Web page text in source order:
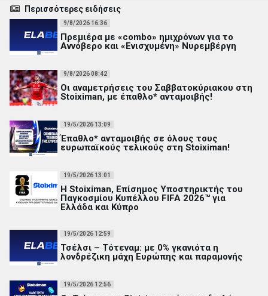
Περισσότερες ειδήσεις
9/8/2026 16:36
Πρεμιέρα με «combo» ημιχρόνων για το
Αννόβερο και «Ενισχυμένη» Νυρεμβέργη
9/8/2026 08:42
Οι αναμετρήσεις του Σαββατοκύριακου στη
Stoiximan, με έπαθλο* ανταμοιβής!
19/5/2026 13:09
Έπαθλο* ανταμοιβής σε όλους τους
ευρωπαϊκούς τελικούς στη Stoiximan!
19/5/2026 13:01
Η Stoiximan, Επίσημος Υποστηρικτής του
Παγκοσμίου Κυπέλλου FIFA 2026™ για
Ελλάδα και Κύπρο
19/5/2026 12:59
Τσέλσι – Τότεναμ: με 0% γκανιότα η
λονδρέζικη μάχη Ευρώπης και παραμονής
19/5/2026 12:56